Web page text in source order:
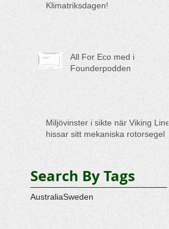
Klimatriksdagen!
All For Eco med i
Founderpodden
Miljövinster i sikte när Viking Line
hissar sitt mekaniska rotorsegel
Search By Tags
AustraliaSweden